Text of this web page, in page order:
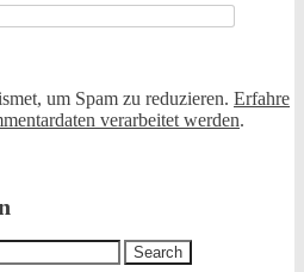
um Spam zu reduzieren. Erfahre
verarbeitet werden.